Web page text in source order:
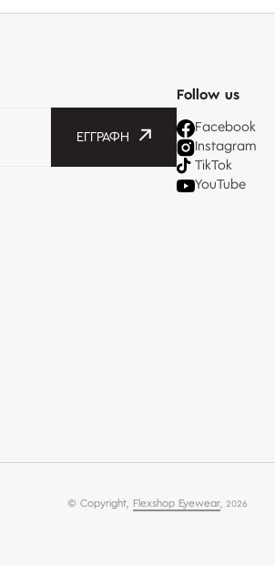
ΕΓΓΡΑΦΉ
Follow us
Facebook
Instagram
TikTok
YouTube
© Copyright, Flexshop Eyewear, 2026